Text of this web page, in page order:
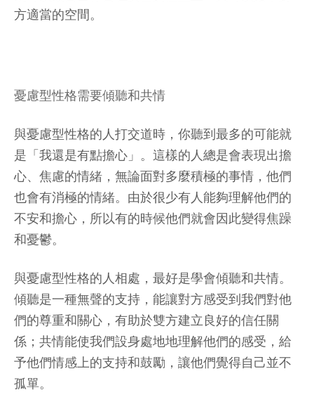
方適當的空間。
憂慮型性格需要傾聽和共情
與憂慮型性格的人打交道時，你聽到最多的可能就
是「我還是有點擔心」。這樣的人總是會表現出擔
心、焦慮的情緒，無論面對多麼積極的事情，他們
也會有消極的情緒。由於很少有人能夠理解他們的
不安和擔心，所以有的時候他們就會因此變得焦躁
和憂鬱。
與憂慮型性格的人相處，最好是學會傾聽和共情。
傾聽是一種無聲的支持，能讓對方感受到我們對他
們的尊重和關心，有助於雙方建立良好的信任關
係；共情能使我們設身處地地理解他們的感受，給
予他們情感上的支持和鼓勵，讓他們覺得自己並不
孤單。